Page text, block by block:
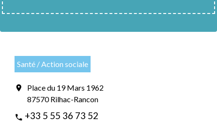
Santé / Action sociale
location_on
Place du 19 Mars 1962
87570 Rilhac-Rancon
phone +33 5 55 36 73 52